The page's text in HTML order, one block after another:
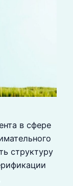
в сфере
структуру